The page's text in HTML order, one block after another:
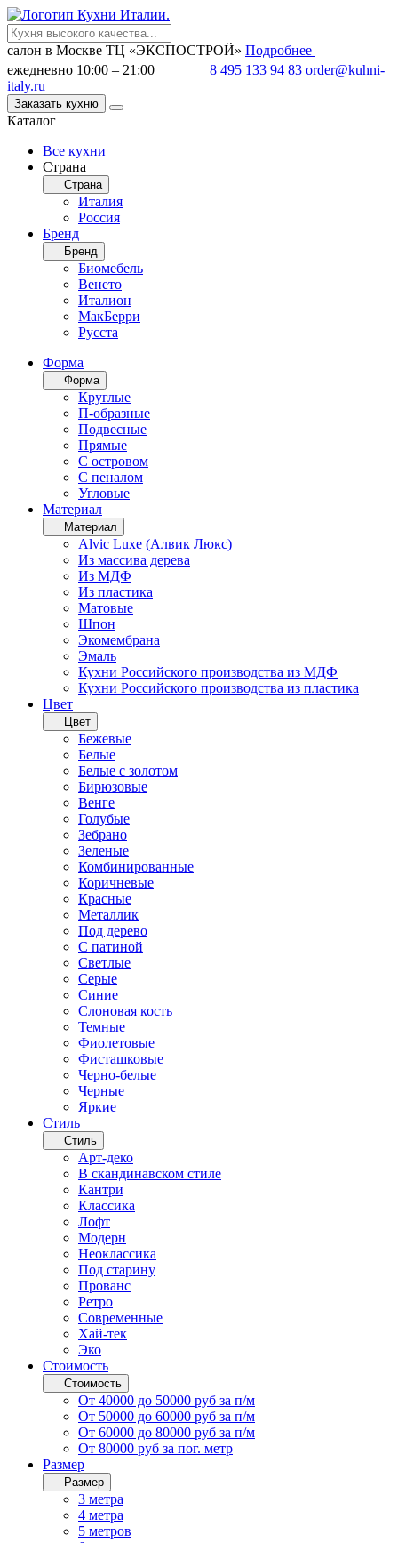
салон в Москве ТЦ «ЭКСПОСТРОЙ» Подробнее
ежедневно 10:00 – 21:00
8 495 133 94 83 order@kuhni-
italy.ru
Заказать кухню
Каталог
Все кухни
Страна
Страна
Италия
Россия
Бренд
Бренд
Биомебель
Венето
Италион
МакБерри
Русста
Форма
Форма
Круглые
П-образные
Подвесные
Прямые
С островом
С пеналом
Угловые
Материал
Материал
Alvic Luxe (Алвик Люкс)
Из массива дерева
Из МДФ
Из пластика
Матовые
Шпон
Экомембрана
Эмаль
Кухни Российского производства из МДФ
Кухни Российского производства из пластика
Цвет
Цвет
Бежевые
Белые
Белые с золотом
Бирюзовые
Венге
Голубые
Зебрано
Зеленые
Комбинированные
Коричневые
Красные
Металлик
Под дерево
С патиной
Светлые
Серые
Синие
Слоновая кость
Темные
Фиолетовые
Фисташковые
Черно-белые
Черные
Яркие
Стиль
Стиль
Арт-деко
В скандинавском стиле
Кантри
Классика
Лофт
Модерн
Неоклассика
Под старину
Прованс
Ретро
Современные
Хай-тек
Эко
Стоимость
Стоимость
От 40000 до 50000 руб за п/м
От 50000 до 60000 руб за п/м
От 60000 до 80000 руб за п/м
От 80000 руб за пог. метр
Размер
Размер
3 метра
4 метра
5 метров